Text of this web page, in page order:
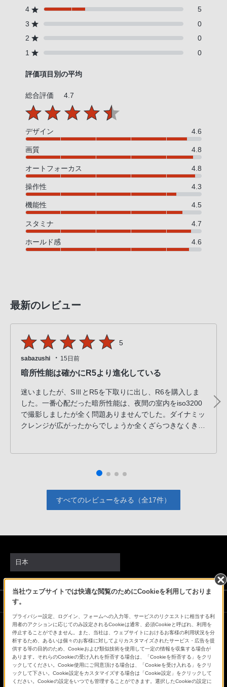
4
5
3
0
2
0
1
0
評価項目別の平均
総合評価 4.7
デザイン 4.6
画質 4.8
オートフォーカス 4.8
操作性 4.3
機能性 4.5
スタミナ 4.7
ホールド感 4.6
最新のレビュー
5
sabazushi ・ 15日前
暗所性能は確かにR5より進化している
迷いましたが、SⅢとR5を下取りに出し、R6を購入しま
した。一番心配だった暗所性能は、夜間の室内をiso3200
で撮影しましたが全く問題ありませんでした。ダイナミッ
クレンジが広がったからでしょうか全くざらつきなくきれ
ーはすごくもつ印象で、R5に比べると倍くらい燃費がい
テリーを導入しないとプロユーズには、対応できないと思
すべてのレビューをみる（全17件）
当社ウェブサイトでは快適な閲覧のためにCookieを利用しておりま
す。
プライバシー設定、ログイン、フォームへの入力等、サービスのリクエストに相当する利
用者のアクションに応じてのみ設定されるCookieは通常、必須Cookieと呼ばれ、利用を
停止することができません。また、当社は、ウェブサイトにおけるお客様の利用状況を分
析するため、あるいは個々のお客様に対してよりカスタマイズされたサービス・広告を提
供する等の目的のため、Cookieおよび類似技術を使用して一定の情報を収集する場合が
あります。それらのCookieの受け入れを拒否する場合は、「Cookieを拒否する」をクリ
ックしてください。Cookie使用にご同意頂ける場合は、「Cookieを受け入れる」をクリ
ックして下さい。Cookie設定をカスタマイズする場合は「Cookie設定」をクリックして
ください。Cookieの設定をいつでも管理することができます。選択したCookieの設定に
日本
ソニーストアでのお買い物にあたって
会社情報 採用情報 特約店のご案内
ニュースリリース
環境情報
My Sony 利用規約